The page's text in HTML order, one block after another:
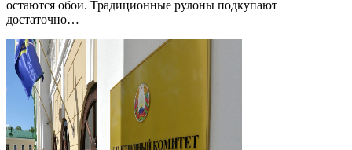
остаются обои. Традиционные рулоны подкупают
достаточно…